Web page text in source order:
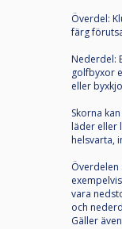
Överdel:
färg
Nederdel:
golfbyxor
eller
Skorna
läder eller
helsvarta,
vara
och
Gäller